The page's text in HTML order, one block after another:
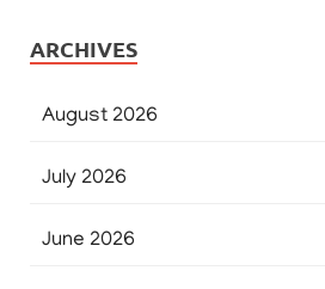
ARCHIVES
August 2026
July 2026
June 2026